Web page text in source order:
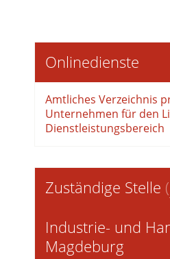
Onlinedienste
Amtliches Verzeichnis
Unternehmen für den
Dienstleistungsbereich
Zuständige Stelle (
Industrie- und
Magdeburg